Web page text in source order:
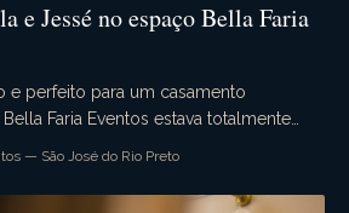
e Jessé no espaço Bella Faria
e perfeito para um casamento
Faria Eventos estava totalmente
— São José do Rio Preto